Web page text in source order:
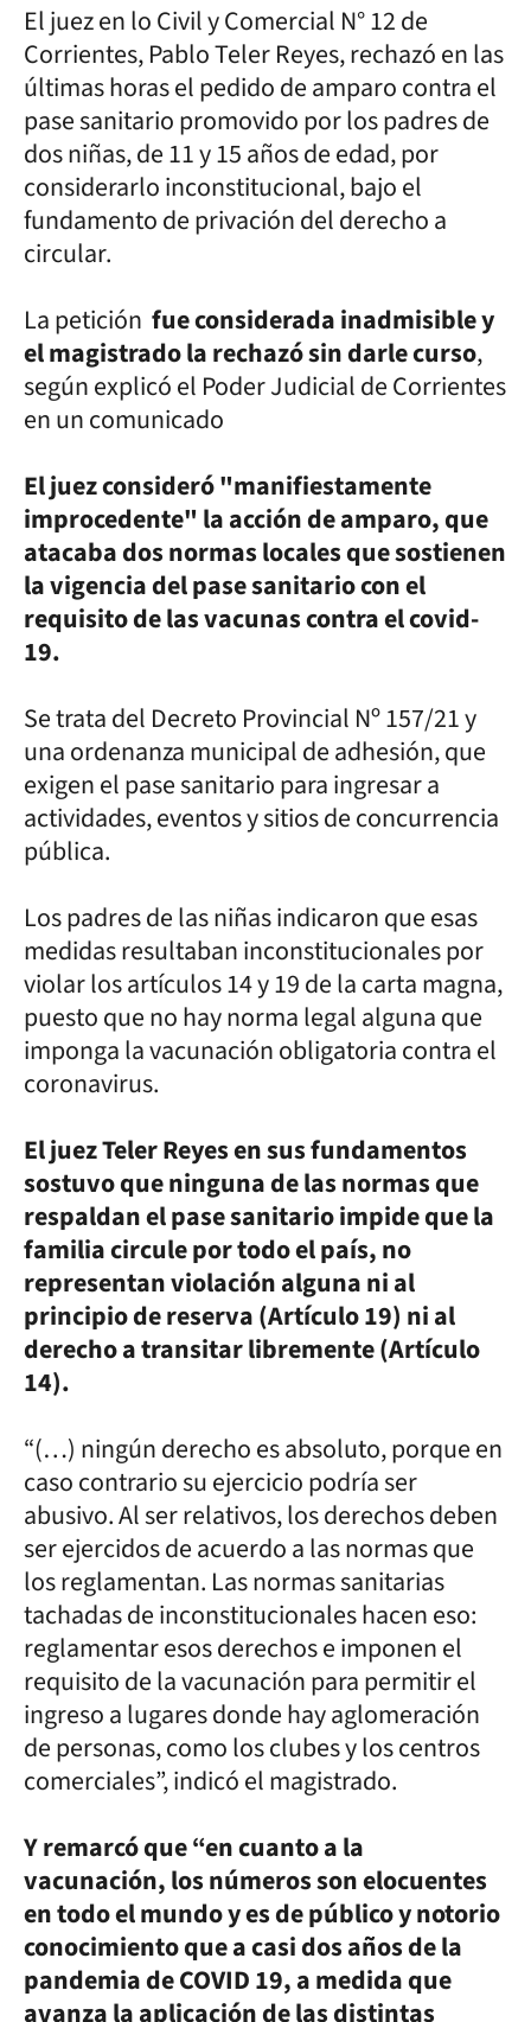
El juez en lo Civil y Comercial N° 12 de
Corrientes, Pablo Teler Reyes, rechazó en las
últimas horas el pedido de amparo contra el
pase sanitario promovido por los padres de
dos niñas, de 11 y 15 años de edad, por
considerarlo inconstitucional, bajo el
fundamento de privación del derecho a
circular.
La petición fue considerada inadmisible y
el magistrado la rechazó sin darle curso,
según explicó el Poder Judicial de Corrientes
en un comunicado
El juez consideró "manifiestamente
improcedente" la acción de amparo, que
atacaba dos normas locales que sostienen
la vigencia del pase sanitario con el
requisito de las vacunas contra el covid-
19.
Se trata del Decreto Provincial Nº 157/21 y
una ordenanza municipal de adhesión, que
exigen el pase sanitario para ingresar a
actividades, eventos y sitios de concurrencia
pública.
Los padres de las niñas indicaron que esas
medidas resultaban inconstitucionales por
violar los artículos 14 y 19 de la carta magna,
puesto que no hay norma legal alguna que
imponga la vacunación obligatoria contra el
coronavirus.
El juez Teler Reyes en sus fundamentos
sostuvo que ninguna de las normas que
respaldan el pase sanitario impide que la
familia circule por todo el país, no
representan violación alguna ni al
principio de reserva (Artículo 19) ni al
derecho a transitar libremente (Artículo
14).
“(…) ningún derecho es absoluto, porque en
caso contrario su ejercicio podría ser
abusivo. Al ser relativos, los derechos deben
ser ejercidos de acuerdo a las normas que
los reglamentan. Las normas sanitarias
tachadas de inconstitucionales hacen eso:
reglamentar esos derechos e imponen el
requisito de la vacunación para permitir el
ingreso a lugares donde hay aglomeración
de personas, como los clubes y los centros
comerciales”, indicó el magistrado.
Y remarcó que “en cuanto a la
vacunación, los números son elocuentes
en todo el mundo y es de público y notorio
conocimiento que a casi dos años de la
pandemia de COVID 19, a medida que
avanza la aplicación de las distintas